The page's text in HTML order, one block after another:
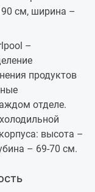
см, ширина –
–
продуктов
отделе.
высота –
– 69-70 см.